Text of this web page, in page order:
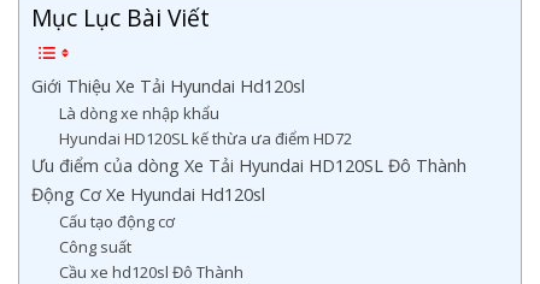
Mục Lục Bài Viết
Giới Thiệu Xe Tải Hyundai Hd120sl
Là dòng xe nhập khẩu
Hyundai HD120SL kế thừa ưa điểm HD72
Ưu điểm của dòng Xe Tải Hyundai HD120SL Đô Thành
Động Cơ Xe Hyundai Hd120sl
Cấu tạo động cơ
Công suất
Cầu xe hd120sl Đô Thành